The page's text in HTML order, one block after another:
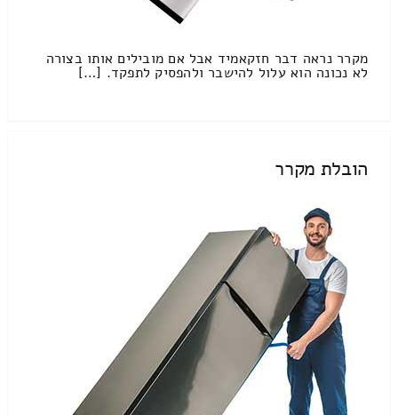
מקרר נראה דבר חזקאמיד אבל אם מובילים אותו בצורה
לא נכונה הוא עלול להישבר ולהפסיק לתפקד. […]
הובלת מקרר